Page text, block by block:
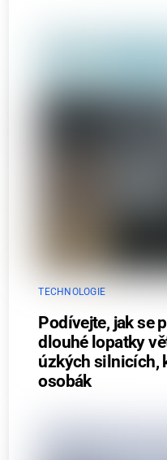
TECHNOLOGIE
Podívejte, jak se
dlouhé lopatky
úzkých silnicích,
osobák